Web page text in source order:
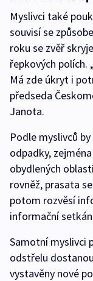
Myslivci také
souvisí se
roku se zvěř
řepkových polích.
Má zde úkryt i
předseda
Janota.
Podle myslivců
odpadky,
obydlených
rovněž, prasata
potom rozvěsí
informační
Samotní myslivci
odstřelu
vystavěny nové